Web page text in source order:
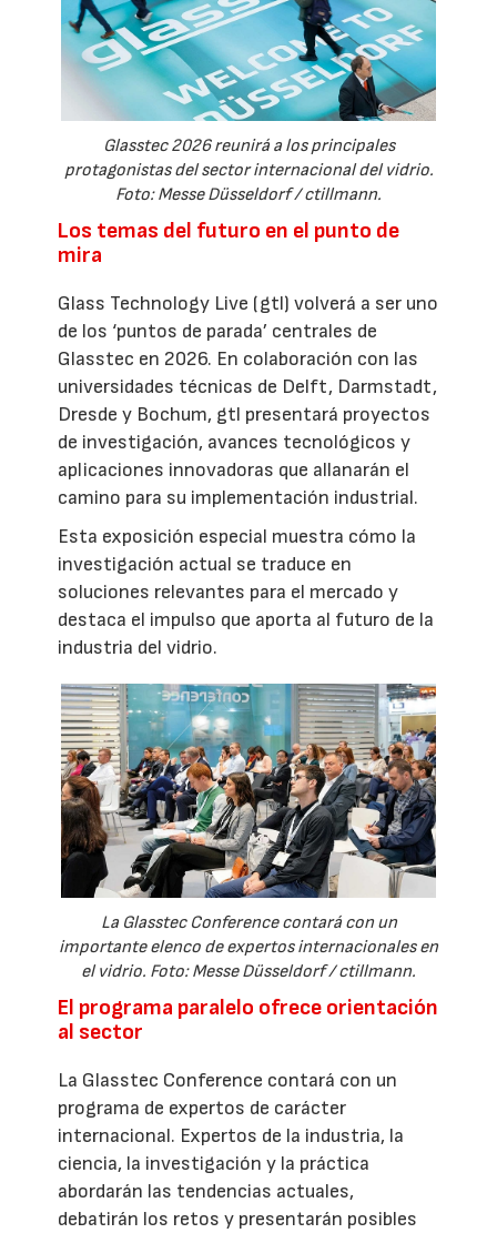
Glasstec 2026 reunirá a los principales
protagonistas del sector internacional del vidrio.
Foto: Messe Düsseldorf / ctillmann.
Los temas del futuro en el punto de
mira
Glass Technology Live (gtl) volverá a ser uno
de los ‘puntos de parada’ centrales de
Glasstec en 2026. En colaboración con las
universidades técnicas de Delft, Darmstadt,
Dresde y Bochum, gtl presentará proyectos
de investigación, avances tecnológicos y
aplicaciones innovadoras que allanarán el
camino para su implementación industrial.
Esta exposición especial muestra cómo la
investigación actual se traduce en
soluciones relevantes para el mercado y
destaca el impulso que aporta al futuro de la
industria del vidrio.
La Glasstec Conference contará con un
importante elenco de expertos internacionales en
el vidrio. Foto: Messe Düsseldorf / ctillmann.
El programa paralelo ofrece orientación
al sector
La Glasstec Conference contará con un
programa de expertos de carácter
internacional. Expertos de la industria, la
ciencia, la investigación y la práctica
abordarán las tendencias actuales,
debatirán los retos y presentarán posibles